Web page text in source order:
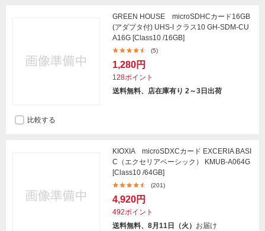
GREEN HOUSE microSDHCカード16GB
(アダプタ付) UHS-I クラス10 GH-SDM-CU
A16G [Class10 /16GB]
(5)
1,280円
128ポイント
送料無料、店在庫有り 2～3日出荷
比較する
KIOXIA microSDXCカード EXCERIA BASI
C（エクセリアベーシック） KMUB-A064G
[Class10 /64GB]
(201)
4,920円
492ポイント
送料無料、8月11日（火） お届け